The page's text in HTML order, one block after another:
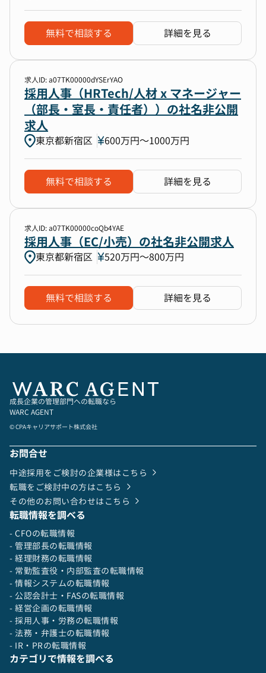
無料で相談する 詳細を見る
求人ID: a07TK00000dYSErYAO
採用人事（HRTech/人材 x マネージャー
（部長・室長・責任者））の社名非公開
求人
東京都新宿区 600万円〜1000万円
無料で相談する 詳細を見る
求人ID: a07TK00000coQb4YAE
採用人事（EC/小売）の社名非公開求人
東京都新宿区 520万円〜800万円
無料で相談する 詳細を見る
成長企業の管理部門への転職なら
WARC AGENT
© CPAキャリアサポート株式会社
お問合せ
中途採用をご検討の企業様はこちら
転職をご検討中の方はこちら
その他のお問い合わせはこちら
転職情報を調べる
- CFOの転職情報
- 管理部長の転職情報
- 経理財務の転職情報
- 常勤監査役・内部監査の転職情報
- 情報システムの転職情報
- 公認会計士・FASの転職情報
- 経営企画の転職情報
- 採用人事・労務の転職情報
- 法務・弁護士の転職情報
- IR・PRの転職情報
カテゴリで情報を調べる